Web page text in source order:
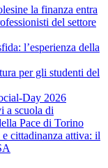
la finanza entra
del settore
l’esperienza della
per gli studenti del
Day 2026
a scuola di
Pace di Torino
cittadinanza attiva: il